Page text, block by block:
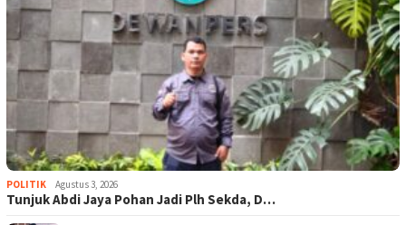
POLITIK Agustus 3, 2026
Tunjuk Abdi Jaya Pohan Jadi Plh Sekda, D…